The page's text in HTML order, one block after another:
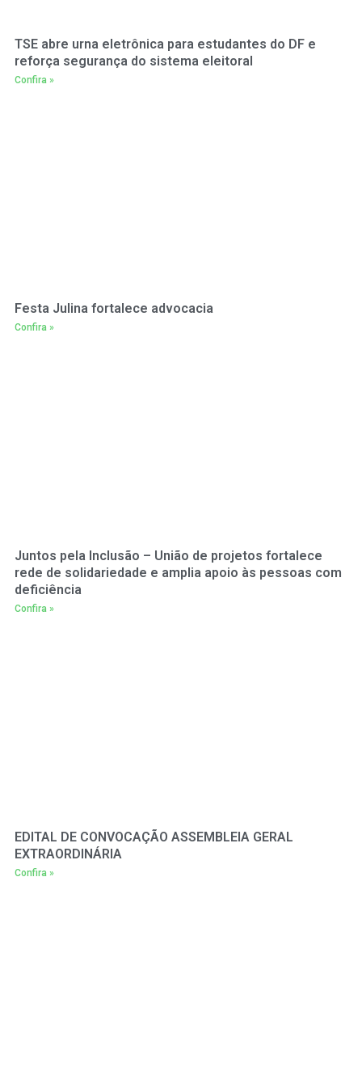
TSE abre urna eletrônica para estudantes do DF e
reforça segurança do sistema eleitoral
Confira »
Festa Julina fortalece advocacia
Confira »
Juntos pela Inclusão – União de projetos fortalece
rede de solidariedade e amplia apoio às pessoas com
deficiência
Confira »
EDITAL DE CONVOCAÇÃO ASSEMBLEIA GERAL
EXTRAORDINÁRIA
Confira »